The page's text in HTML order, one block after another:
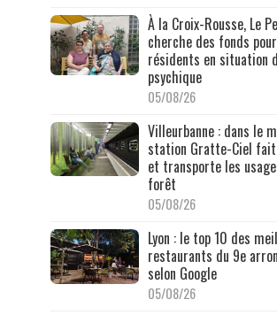
À la Croix-Rousse, Le
cherche des fonds
résidents en situation
psychique
05/08/26
Villeurbanne : dans le
station Gratte-Ciel fait
et transporte les
forêt
05/08/26
Lyon : le top 10 des
restaurants du 9e
selon Google
05/08/26